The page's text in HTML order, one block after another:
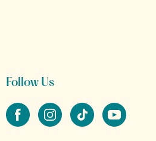
Follow Us
facebookinstagramtiktok youtube